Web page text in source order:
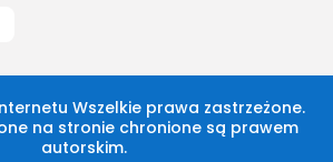
Wszelkie prawa zastrzeżone.
na stronie chronione są prawem
autorskim.